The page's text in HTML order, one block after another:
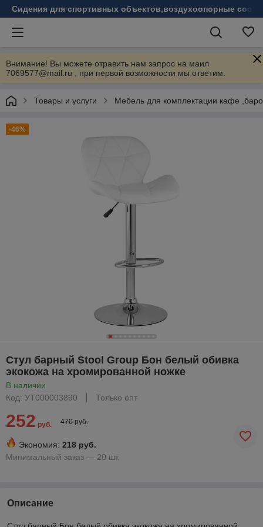
Сидения для спортивных объектов,воздухоопорные
Внимание! Вы можете отравить нам запрос на маил
7069577@mail.ru , при первой возможности мы ответим.
Товары и услуги Мебель для комплектации кафе
-46%
Стул барный Stool Group Бон белый обивка
экокожа на хромированной ножке
В наличии
Код: УТ000003890
Только опт
252 руб. 470 руб.
Экономия: 218 руб.
Минимальный заказ — 20 шт.
Описание